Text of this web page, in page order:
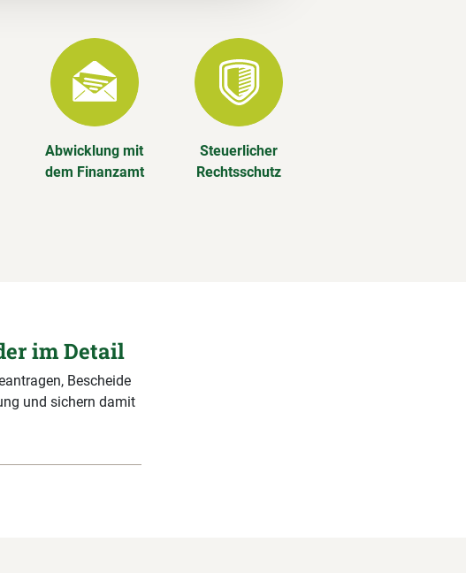
Abwicklung mit
dem Finanzamt
Steuerlicher
Rechtsschutz
im Detail
Bescheide
und sichern damit